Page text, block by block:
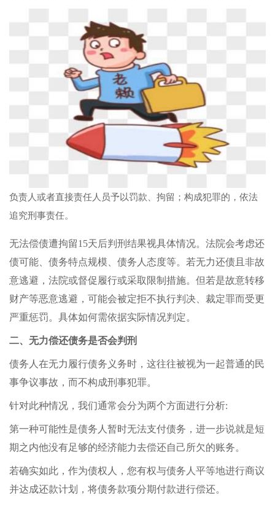
负责人或者直接责任人员予以罚款、拘留；构成犯罪的，依法
追究刑事责任。
无法偿债遭拘留15天后判刑结果视具体情况。法院会考虑还
债可能、债务特点规模、债务人态度等。若无力还债且非故
意逃避，法院或督促履行或采取限制措施。但若是故意转移
财产等恶意逃避，可能会被定拒不执行判决、裁定罪而受更
严重惩罚。具体如何需依据实际情况判定。
二、无力偿还债务是否会判刑
债务人在无力履行债务义务时，这往往被视为一起普通的民
事争议事故，而不构成刑事犯罪。
针对此种情况，我们通常会分为两个方面进行分析:
第一种可能性是债务人暂时无法支付债务，进一步说就是短
期之内他没有足够的经济能力去偿还自己所欠的账务。
若确实如此，作为债权人，您有权与债务人平等地进行商议
并达成还款计划，将债务款项分期付款进行偿还。